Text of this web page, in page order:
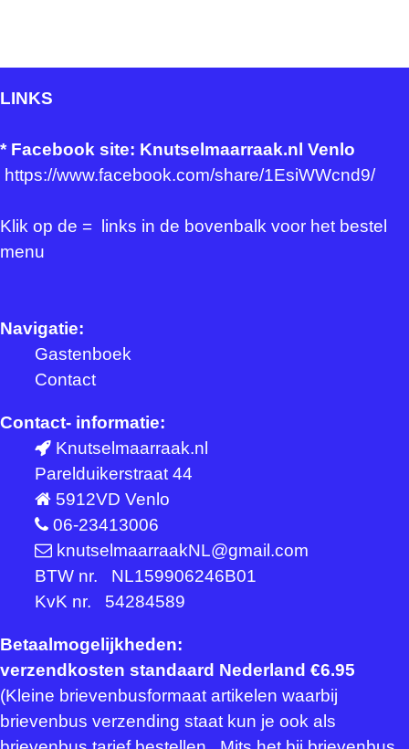
LINKS
* Facebook site: Knutselmaarraak.nl Venlo
https://www.facebook.com/share/1EsiWWcnd9/
Klik op de = links in de bovenbalk voor het bestel
menu
Navigatie:
Gastenboek
Contact
Contact- informatie:
Knutselmaarraak.nl
Parelduikerstraat 44
5912VD Venlo
06-23413006
knutselmaarraakNL@gmail.com
BTW nr. NL159906246B01
KvK nr. 54284589
Betaalmogelijkheden:
verzendkosten standaard Nederland €6.95
(Kleine brievenbusformaat artikelen waarbij
brievenbus verzending staat kun je ook als